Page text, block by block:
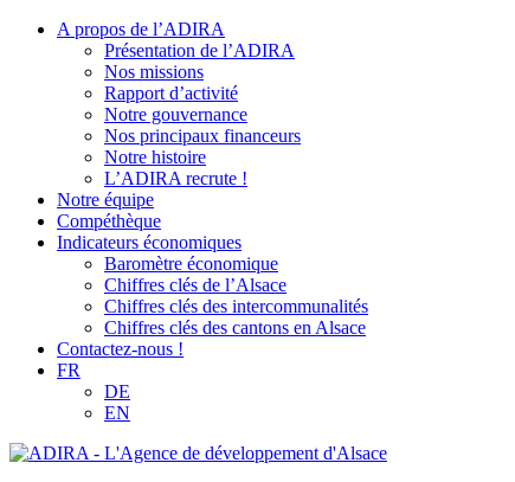
A propos de l’ADIRA
Présentation de l’ADIRA
Nos missions
Rapport d’activité
Notre gouvernance
Nos principaux financeurs
Notre histoire
L’ADIRA recrute !
Notre équipe
Compéthèque
Indicateurs économiques
Baromètre économique
Chiffres clés de l’Alsace
Chiffres clés des intercommunalités
Chiffres clés des cantons en Alsace
Contactez-nous !
FR
DE
EN